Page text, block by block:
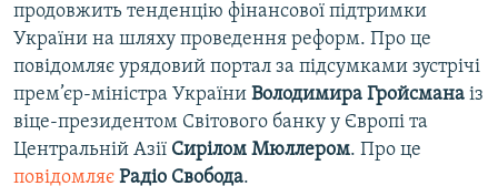
Усі сайти RFE/RL
продовжить тенденцію фінансової підтримки
України на шляху проведення реформ. Про це
повідомляє урядовий портал за підсумками зустрічі
прем’єр-міністра України Володимира Гройсмана із
віце-президентом Світового банку у Європі та
Центральній Азії Сирілом Мюллером. Про це
повідомляє Радіо Свобода.